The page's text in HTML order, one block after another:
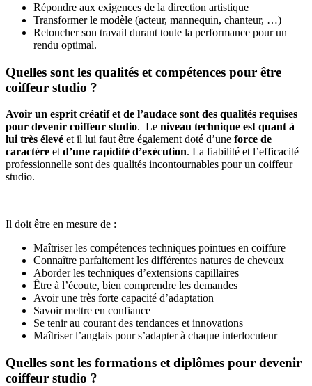
Répondre aux exigences de la direction artistique
Transformer le modèle (acteur, mannequin, chanteur, …)
Retoucher son travail durant toute la performance pour un
rendu optimal.
Quelles sont les qualités et compétences pour être
coiffeur studio ?
Avoir un esprit créatif et de l’audace sont des qualités requises
pour devenir coiffeur studio. Le niveau technique est quant à
lui très élevé et il lui faut être également doté d’une force de
caractère et d’une rapidité d’exécution. La fiabilité et l’efficacité
professionnelle sont des qualités incontournables pour un coiffeur
studio.
Il doit être en mesure de :
Maîtriser les compétences techniques pointues en coiffure
Connaître parfaitement les différentes natures de cheveux
Aborder les techniques d’extensions capillaires
Être à l’écoute, bien comprendre les demandes
Avoir une très forte capacité d’adaptation
Savoir mettre en confiance
Se tenir au courant des tendances et innovations
Maîtriser l’anglais pour s’adapter à chaque interlocuteur
Quelles sont les formations et diplômes pour devenir
coiffeur studio ?